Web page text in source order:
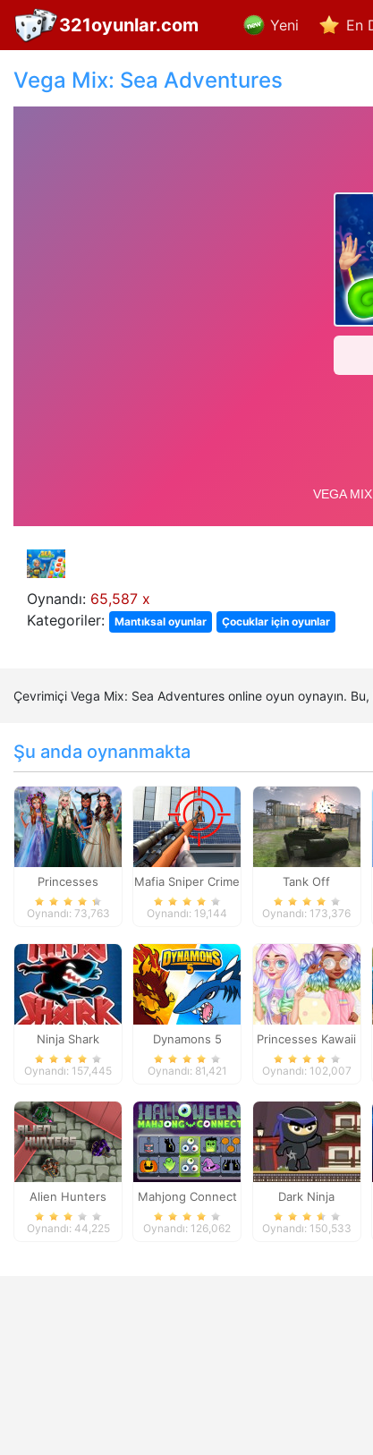
321oyunlar.com Yeni En
Vega Mix: Sea Adventures
Oynandı: 65,587 x
Kategoriler:
Mantıksal oyunlar Çocuklar için oyunlar
Çevrimiçi Vega Mix: Sea Adventures online oyun oynayın.
Şu anda oynanmakta
Princesses
Fantasy Makeover
Oynandı: 73,763
Mafia Sniper Crime
Shooting
Oynandı: 19,144
Tank Off
Oynandı: 173,376
Ninja Shark
Oynandı: 157,445
Dynamons 5
Oynandı: 81,421
Princesses Kawaii
Looks and
Oynandı: 102,007
Alien Hunters
Oynandı: 44,225
Mahjong Connect
Halloween
Oynandı: 126,062
Dark Ninja
Oynandı: 150,533